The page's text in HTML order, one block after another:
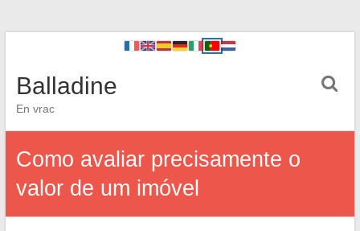
Balladine
En vrac
Como avaliar precisamente o
valor de um imóvel